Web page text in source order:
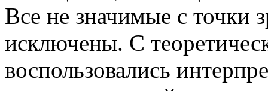
Все не значимые с точки
исключены. С
воспользовались